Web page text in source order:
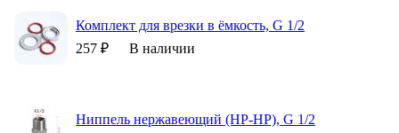
Комплект для врезки в ёмкость, G 1/2
257 ₽
В наличии
Ниппель нержавеющий (НР-НР), G 1/2